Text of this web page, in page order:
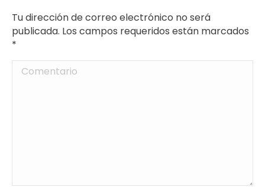
Tu dirección de correo electrónico no será
publicada. Los campos requeridos están marcados
*
Comentario